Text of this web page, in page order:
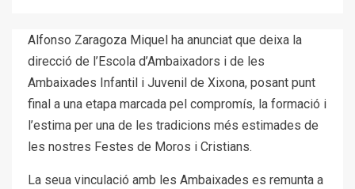
Alfonso Zaragoza Miquel ha anunciat que deixa la
direcció de l’Escola d’Ambaixadors i de les
Ambaixades Infantil i Juvenil de Xixona, posant punt
final a una etapa marcada pel compromís, la formació i
l’estima per una de les tradicions més estimades de
les nostres Festes de Moros i Cristians.
La seua vinculació amb les Ambaixades es remunta a